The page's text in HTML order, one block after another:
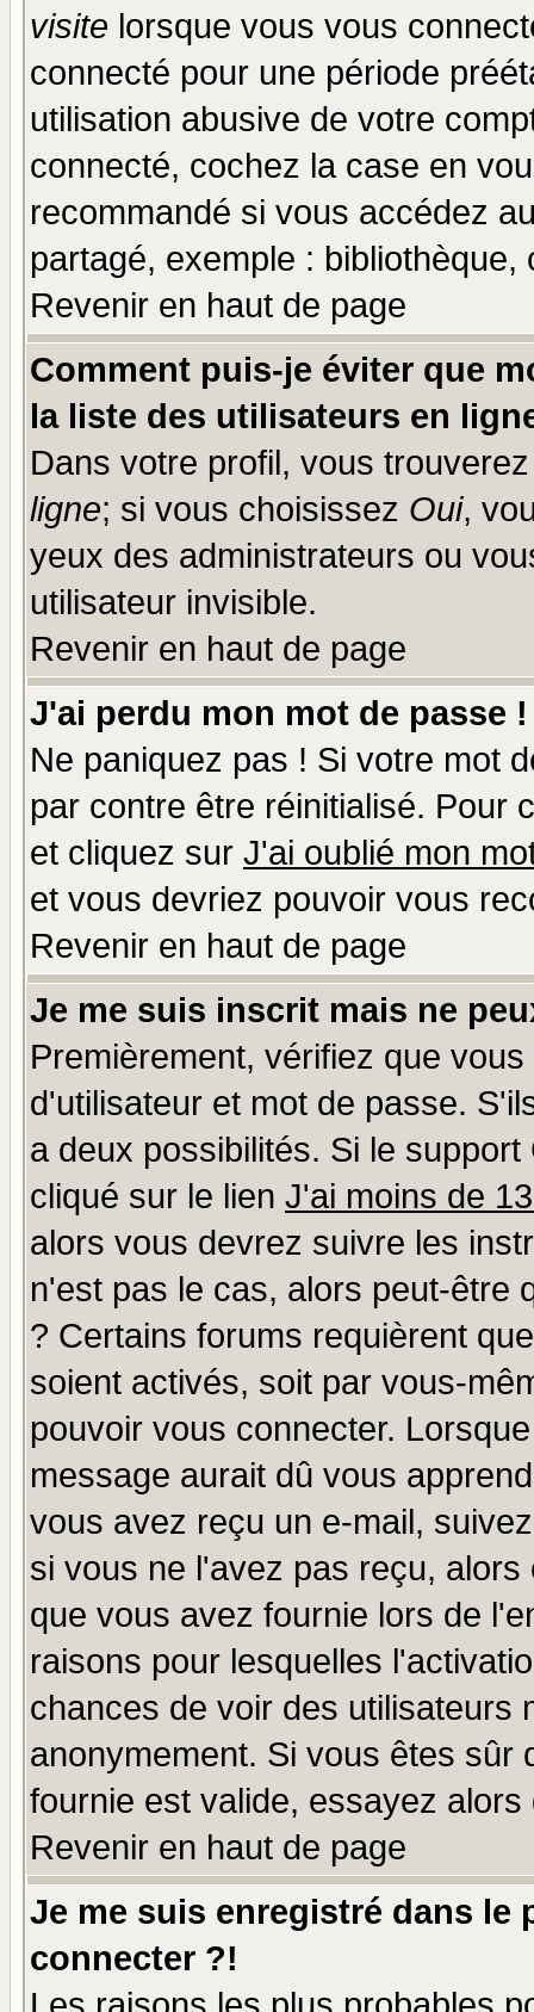
visite lorsque vous vous
connecté pour une période
utilisation abusive de votre
connecté, cochez la case en
recommandé si vous accédez
partagé, exemple :
Revenir en haut de page
Comment puis-je éviter que
la liste des utilisateurs en
Dans votre profil, vous
ligne; si vous choisissez Oui,
yeux des administrateurs ou
utilisateur invisible.
Revenir en haut de page
J'ai perdu mon mot de passe !
Ne paniquez pas ! Si votre mot
par contre être réinitialisé. Pour
et cliquez sur J'ai oublié mon
et vous devriez pouvoir vous
Revenir en haut de page
Je me suis inscrit mais ne
Premièrement, vérifiez que
d'utilisateur et mot de passe.
a deux possibilités. Si le
cliqué sur le lien J'ai moins de
alors vous devrez suivre les
n'est pas le cas, alors peut-être
? Certains forums requièrent
soient activés, soit par vous-
pouvoir vous connecter.
message aurait dû vous
vous avez reçu un e-mail,
si vous ne l'avez pas reçu,
que vous avez fournie lors de
raisons pour lesquelles
chances de voir des utilisateurs
anonymement. Si vous êtes sûr
fournie est valide, essayez
Revenir en haut de page
Je me suis enregistré dans le
connecter ?!